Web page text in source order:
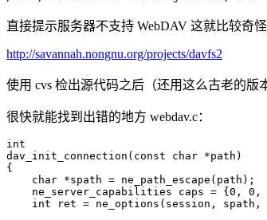
直接提示服务器不支持 WebDAV 这就比较奇
http://savannah.nongnu.org/projects/davfs2
使用 cvs 检出源代码之后（还用这么古老的版
很快就能找到出错的地方 webdav.c：
int
dav_init_connection(const char *path)
{
    char *spath = ne_path_escape(path);
ne_server_capabilities caps = {0, 0,
int ret = ne_options(session, spath,